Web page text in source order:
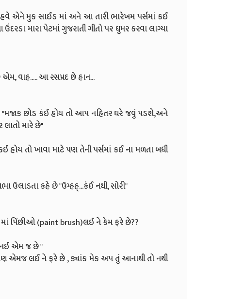
એને મુક સાઈડ માં અને આ તારી ભારેખમ પર્સમાં કઈ
મારા પેટમાં ગુજરાતી ગીતો પર ઘુમર કરવા લાગ્યા
વાહ..... આ રસપ્રદ છે હાન...
"મજાક છોડ કંઈ હોય તો આપ નહિતર ઘરે જવું પડશે,અને
મારે છે"
હોય તો ખાવા માટે પણ તેની પર્સમાં કઈ ના મળતા બધી
ઉલાડતા કહે છે "ઉમ્હહ્...કંઈ નથી, સોરી"
પિંછીઓ (paint brush)લઈ ને કેમ ફરે છે??
નઈ એમ જ છે "
એમજ લઈ ને ફરે છે , ક્યાંક મેક અપ તું આનાથી તો નથી